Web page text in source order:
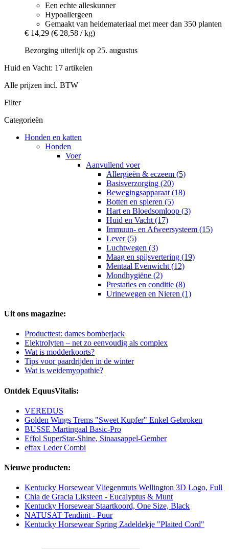
Een echte alleskunner
Hypoallergeen
Gemaakt van heidemateriaal met meer dan 350 planten
€ 14,29 (€ 28,58 / kg)
Bezorging uiterlijk op 25. augustus
Huid en Vacht: 17 artikelen
Alle prijzen incl. BTW
Filter
Categorieën
Honden en katten
Honden
Voer
Aanvullend voer
Allergieën & eczeem (5)
Basisverzorging (20)
Bewegingsapparaat (18)
Botten en spieren (5)
Hart en Bloedsomloop (3)
Huid en Vacht (17)
Immuun- en Afweersysteem (15)
Lever (5)
Luchtwegen (3)
Maag en spijsvertering (19)
Mentaal Evenwicht (12)
Mondhygiëne (2)
Prestaties en conditie (8)
Urinewegen en Nieren (1)
Uit ons magazine:
Producttest: dames bomberjack
Elektrolyten – net zo eenvoudig als complex
Wat is modderkoorts?
Tips voor paardrijden in de winter
Wat is weidemyopathie?
Ontdek EquusVitalis:
VEREDUS
Golden Wings Trems "Sweet Kupfer" Enkel Gebroken
BUSSE Martingaal Basic-Pro
Effol SuperStar-Shine, Sinaasappel-Gember
effax Leder Combi
Nieuwe producten:
Kentucky Horsewear Vliegenmuts Wellington 3D Logo, Full
Chia de Gracia Liksteen - Eucalyptus & Munt
Kentucky Horsewear Staartkoord, One Size, Black
NATUSAT Tendinit - Puur
Kentucky Horsewear Spring Zadeldekje "Plaited Cord"